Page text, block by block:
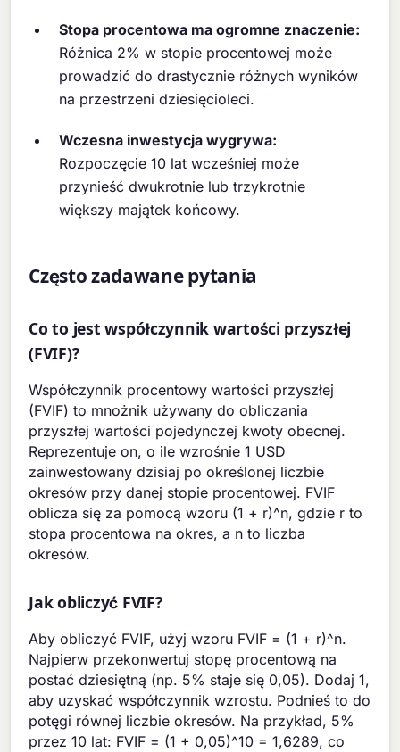
Stopa procentowa ma ogromne znaczenie:
Różnica 2% w stopie procentowej może
prowadzić do drastycznie różnych wyników
na przestrzeni dziesięcioleci.
Wczesna inwestycja wygrywa:
Rozpoczęcie 10 lat wcześniej może
przynieść dwukrotnie lub trzykrotnie
większy majątek końcowy.
Często zadawane pytania
Co to jest współczynnik wartości przyszłej
(FVIF)?
Współczynnik procentowy wartości przyszłej
(FVIF) to mnożnik używany do obliczania
przyszłej wartości pojedynczej kwoty obecnej.
Reprezentuje on, o ile wzrośnie 1 USD
zainwestowany dzisiaj po określonej liczbie
okresów przy danej stopie procentowej. FVIF
oblicza się za pomocą wzoru (1 + r)^n, gdzie r to
stopa procentowa na okres, a n to liczba
okresów.
Jak obliczyć FVIF?
Aby obliczyć FVIF, użyj wzoru FVIF = (1 + r)^n.
Najpierw przekonwertuj stopę procentową na
postać dziesiętną (np. 5% staje się 0,05). Dodaj 1,
aby uzyskać współczynnik wzrostu. Podnieś to do
potęgi równej liczbie okresów. Na przykład, 5%
przez 10 lat: FVIF = (1 + 0,05)^10 = 1,6289, co